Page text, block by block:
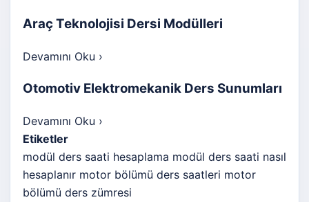
Araç Teknolojisi Dersi Modülleri
Devamını Oku ›
Otomotiv Elektromekanik Ders Sunumları
Devamını Oku ›
Etiketler
modül ders saati hesaplama modül ders saati nasıl
hesaplanır motor bölümü ders saatleri motor
bölümü ders zümresi